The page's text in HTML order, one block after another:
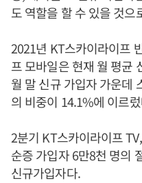
도 역할을 할 수 있을 것으
2021년 KT스카이라이프
프 모바일은 현재 월 평균
월 말 신규 가입자 가운데
의 비중이 14.1%에 이르
2분기 KT스카이라이프
순증 가입자 6만8천 명의
신규가입자다.